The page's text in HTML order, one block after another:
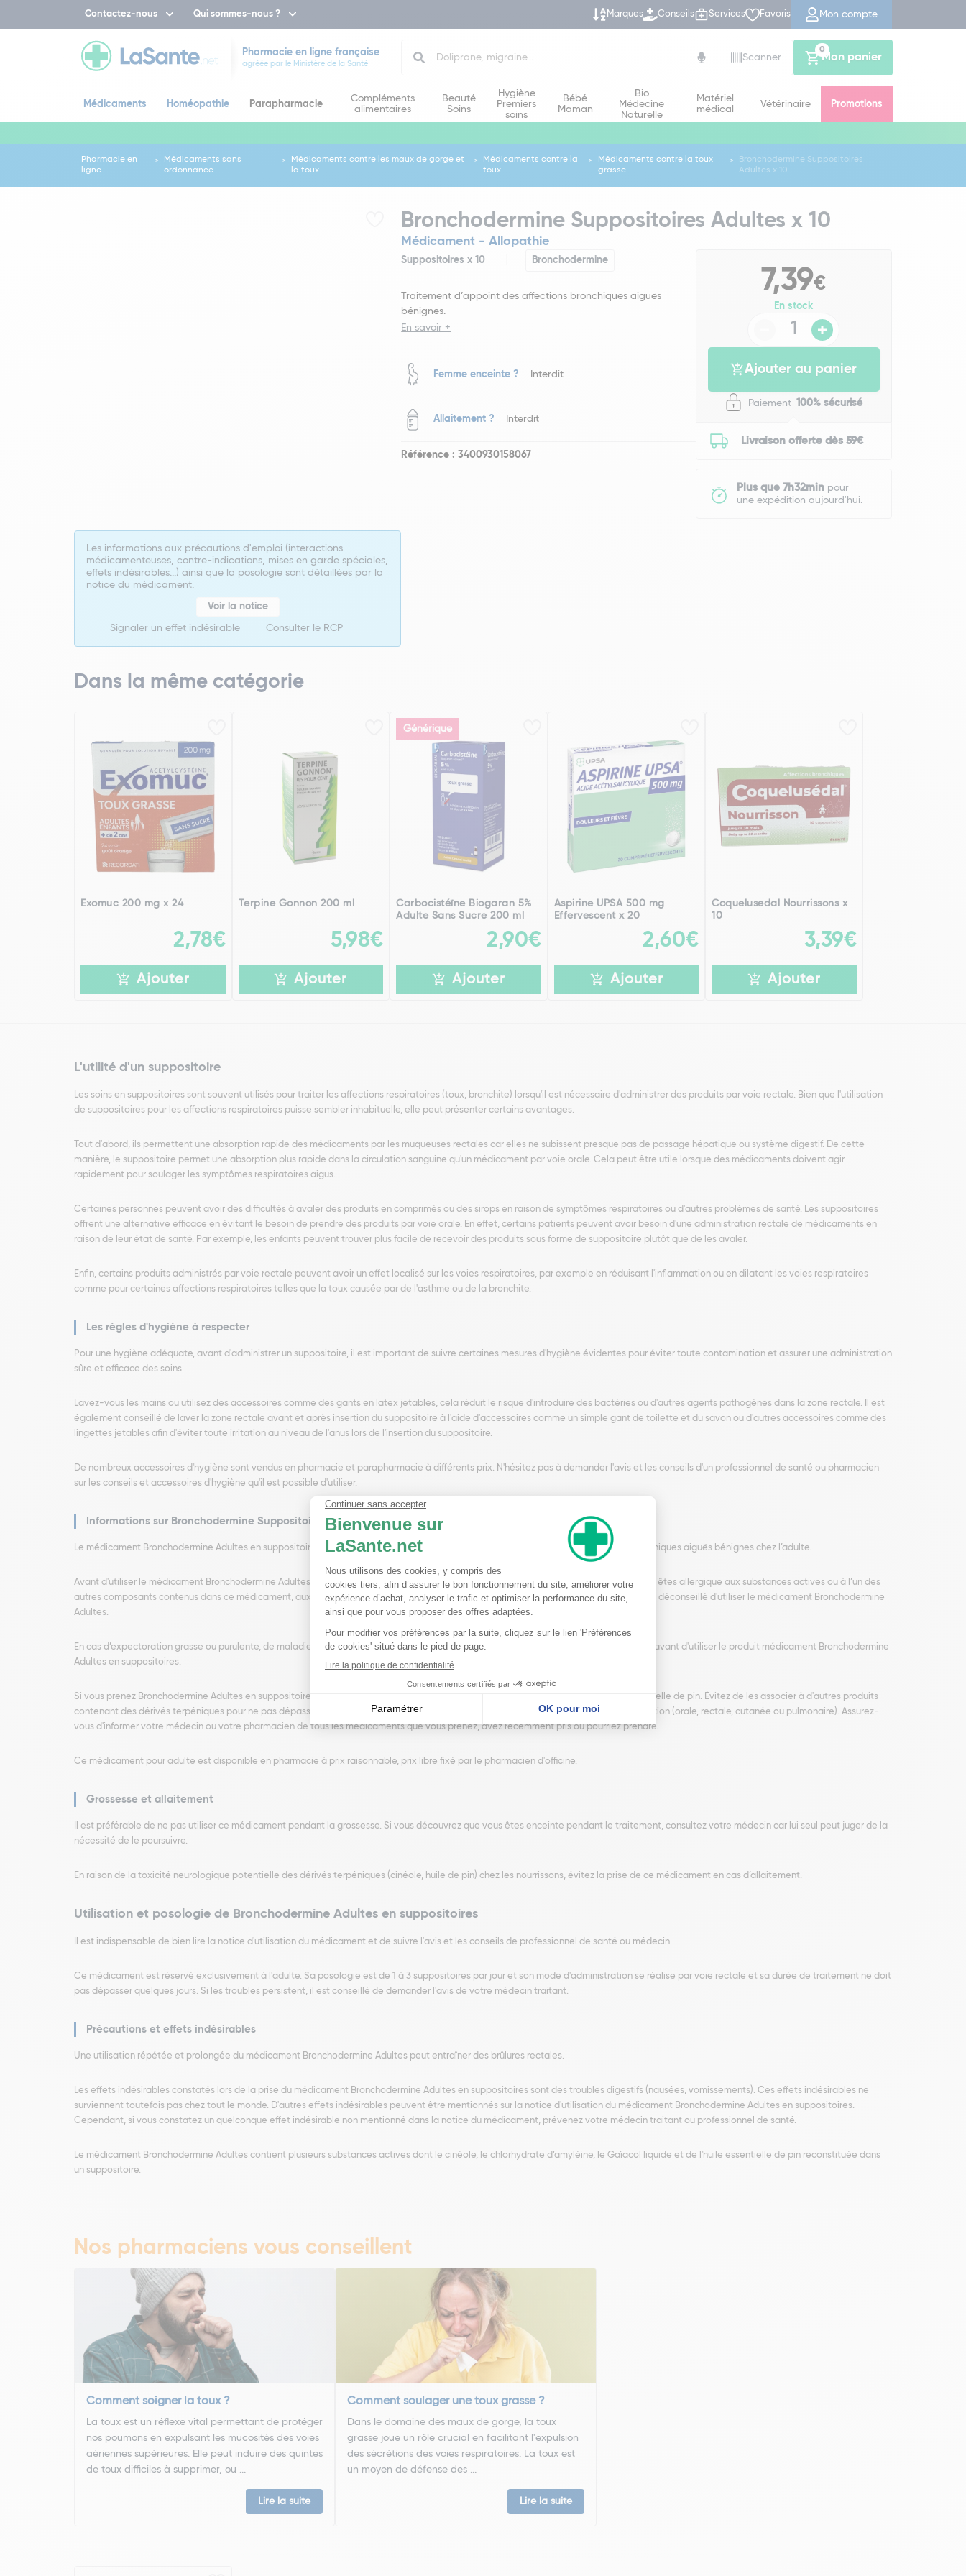
Contactez-nous Qui sommes-nous ? Marques Conseils Services Favoris Mon compte
Pharmacie en ligne française
agréée par le Ministère de la Santé
Scanner
Mon panier
0
Médicaments Homéopathie Parapharmacie
Compléments
alimentaires
Beauté
Soins
Hygiène
Premiers
soins
Bébé
Maman
Bio
Médecine
Naturelle
Matériel
médical
Vétérinaire Promotions
Pharmacie en
ligne
Médicaments sans
ordonnance
Médicaments contre les maux de gorge et
la toux
Médicaments contre la
toux
Médicaments contre la toux
grasse
Bronchodermine Suppositoires
Adultes x 10
Bronchodermine Suppositoires Adultes x 10
Médicament - Allopathie
Suppositoires x 10 Bronchodermine
Traitement d’appoint des affections bronchiques aiguës
bénignes.
En savoir +
Femme enceinte ? Interdit
Allaitement ? Interdit
Référence : 3400930158067
7,39€
En stock
Ajouter au panier
Paiement 100% sécurisé
Livraison offerte dès 59€
Plus que 7h32minpour
une expédition aujourd'hui.
Les informations aux précautions d'emploi (interactions
médicamenteuses, contre-indications, mises en garde spéciales,
effets indésirables...) ainsi que la posologie sont détaillées par la
notice du médicament.
Voir la notice
Signaler un effet indésirable Consulter le RCP
Dans la même catégorie
Exomuc 200 mg x 24
2,78€
Ajouter
Terpine Gonnon 200 ml
5,98€
Ajouter
Générique
Carbocistéïne Biogaran 5%
Adulte Sans Sucre 200 ml
2,90€
Ajouter
Aspirine UPSA 500 mg
Effervescent x 20
2,60€
Ajouter
Coquelusedal Nourrissons x
10
3,39€
Ajouter
L'utilité d'un suppositoire
Les soins en suppositoires sont souvent utilisés pour traiter les affections respiratoires (toux, bronchite) lorsqu'il est nécessaire d'administrer des produits par voie rectale. Bien que l'utilisation
de suppositoires pour les affections respiratoires puisse sembler inhabituelle, elle peut présenter certains avantages.
Tout d'abord, ils permettent une absorption rapide des médicaments par les muqueuses rectales car elles ne subissent presque pas de passage hépatique ou système digestif. De cette
manière, le suppositoire permet une absorption plus rapide dans la circulation sanguine qu'un médicament par voie orale. Cela peut être utile lorsque des médicaments doivent agir
rapidement pour soulager les symptômes respiratoires aigus.
Certaines personnes peuvent avoir des difficultés à avaler des produits en comprimés ou des sirops en raison de symptômes respiratoires ou d'autres problèmes de santé. Les suppositoires
offrent une alternative efficace en évitant le besoin de prendre des produits par voie orale. En effet, certains patients peuvent avoir besoin d'une administration rectale de médicaments en
raison de leur état de santé. Par exemple, les enfants peuvent trouver plus facile de recevoir des produits sous forme de suppositoire plutôt que de les avaler.
Enfin, certains produits administrés par voie rectale peuvent avoir un effet localisé sur les voies respiratoires, par exemple en réduisant l'inflammation ou en dilatant les voies respiratoires
comme pour certaines affections respiratoires telles que la toux causée par de l'asthme ou de la bronchite.
Les règles d'hygiène à respecter
Pour une hygiène adéquate, avant d'administrer un suppositoire, il est important de suivre certaines mesures d'hygiène évidentes pour éviter toute contamination et assurer une administration
sûre et efficace des soins.
Lavez-vous les mains ou utilisez des accessoires comme des gants en latex jetables, cela réduit le risque d'introduire des bactéries ou d'autres agents pathogènes dans la zone rectale. Il est
également conseillé de laver la zone rectale avant et après insertion du suppositoire à l'aide d'accessoires comme un simple gant de toilette et du savon ou d'autres accessoires comme des
lingettes jetables afin d'éviter toute irritation au niveau de l'anus lors de l'insertion du suppositoire.
De nombreux accessoires d'hygiène sont vendus en pharmacie et parapharmacie à différents prix. N'hésitez pas à demander l'avis et les conseils d'un professionnel de santé ou pharmacien
sur les conseils et accessoires d'hygiène qu'il est possible d'utiliser.
Informations sur Bronchodermine Suppositoire Adulte
Le médicament Bronchodermine Adultes en suppositoires est un médicament indiqué dans le traitement d’appoint des affections bronchiques aiguës bénignes chez l’adulte.
Avant d'utiliser le médicament Bronchodermine Adultes, certaines informations et précautions d'emploi sont à connaître. En effet, si vous êtes allergique aux substances actives ou à l’un des
autres composants contenus dans ce médicament, aux anesthésiques locaux ou en cas de lésions récentes de l’anus et du rectum, il est déconseillé d'utiliser le médicament Bronchodermine
Adultes.
En cas d’expectoration grasse ou purulente, de maladie chronique des bronches et des poumons, l'avis de votre médecin est primordial avant d'utiliser le produit médicament Bronchodermine
Adultes en suppositoires.
Si vous prenez Bronchodermine Adultes en suppositoires, notez qu'il contient des dérivés terpéniques comme le cinéole et l'huile essentielle de pin. Évitez de les associer à d'autres produits
contenant des dérivés terpéniques pour ne pas dépasser les doses recommandées. Cela s'applique quelle que soit la voie d'administration (orale, rectale, cutanée ou pulmonaire). Assurez-
vous d'informer votre médecin ou votre pharmacien de tous les médicaments que vous prenez, avez récemment pris ou pourriez prendre.
Ce médicament pour adulte est disponible en pharmacie à prix raisonnable, prix libre fixé par le pharmacien d'officine.
Grossesse et allaitement
Il est préférable de ne pas utiliser ce médicament pendant la grossesse. Si vous découvrez que vous êtes enceinte pendant le traitement, consultez votre médecin car lui seul peut juger de la
nécessité de le poursuivre.
En raison de la toxicité neurologique potentielle des dérivés terpéniques (cinéole, huile de pin) chez les nourrissons, évitez la prise de ce médicament en cas d’allaitement.
Utilisation et posologie de Bronchodermine Adultes en suppositoires
Il est indispensable de bien lire la notice d'utilisation du médicament et de suivre l'avis et les conseils de professionnel de santé ou médecin.
Ce médicament est réservé exclusivement à l'adulte. Sa posologie est de 1 à 3 suppositoires par jour et son mode d'administration se réalise par voie rectale et sa durée de traitement ne doit
pas dépasser quelques jours. Si les troubles persistent, il est conseillé de demander l'avis de votre médecin traitant.
Précautions et effets indésirables
Une utilisation répétée et prolongée du médicament Bronchodermine Adultes peut entraîner des brûlures rectales.
Les effets indésirables constatés lors de la prise du médicament Bronchodermine Adultes en suppositoires sont des troubles digestifs (nausées, vomissements). Ces effets indésirables ne
surviennent toutefois pas chez tout le monde. D'autres effets indésirables peuvent être mentionnés sur la notice d'utilisation du médicament Bronchodermine Adultes en suppositoires.
Cependant, si vous constatez un quelconque effet indésirable non mentionné dans la notice du médicament, prévenez votre médecin traitant ou professionnel de santé.
Le médicament Bronchodermine Adultes contient plusieurs substances actives dont le cinéole, le chlorhydrate d’amyléine, le Gaïacol liquide et de l'huile essentielle de pin reconstituée dans
un suppositoire.
Nos pharmaciens vous conseillent
Comment soigner la toux ?
La toux est un réflexe vital permettant de protéger
nos poumons en expulsant les mucosités des voies
aériennes supérieures. Elle peut induire des quintes
de toux difficiles à supprimer, ou ...
Lire la suite
Comment soulager une toux grasse ?
Dans le domaine des maux de gorge, la toux
grasse joue un rôle crucial en facilitant l'expulsion
des sécrétions des voies respiratoires. La toux est
un moyen de défense des ...
Lire la suite